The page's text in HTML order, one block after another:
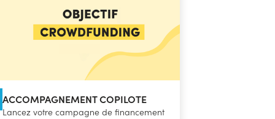
ACCOMPAGNEMENT COPILOTE
Lancez votre campagne de financement